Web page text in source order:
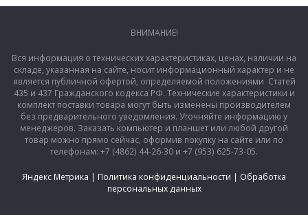
ВНИМАНИЕ!
Вся информация о технических характеристиках, ценах, наличии на
складе, указанная на сайте, носит информационный характер и не
является публичной офертой, определяемой положениями Статей
435 и 437 Гражданского кодекса РФ. Технические характеристики и
комплект поставки товара могут быть изменены производителем
без предварительного уведомления. Уточняйте информацию у
менеджеров. Заказать компьютер и планшет или любой другой
товар можно прямо сейчас, оформив покупку на сайте или по
телефонам: +7 (4862) 44-26-30 и +7 (953) 625-73-05.
Яндекс Метрика | Политика конфиденциальности | Обработка
персональных данных